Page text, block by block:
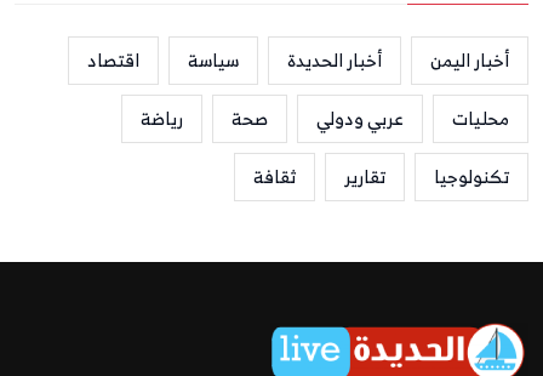
أخبار اليمن أخبار الحديدة سياسة
اقتصاد
محليات
عربي ودولي صحة
رياضة
تكنولوجيا
تقارير ثقافة